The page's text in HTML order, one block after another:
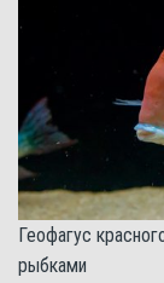
Геофагус
рыбками